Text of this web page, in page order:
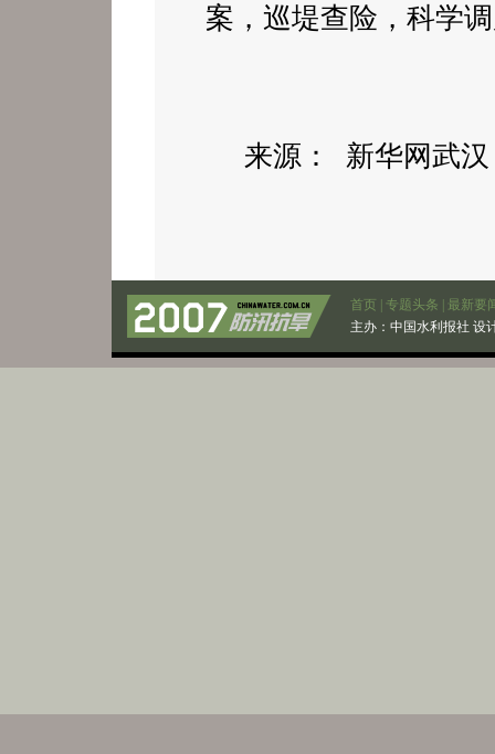
案，巡堤查险，科学
来源： 新华网武汉
首页 专题头条
最新要
主办： 中国水利报社 设